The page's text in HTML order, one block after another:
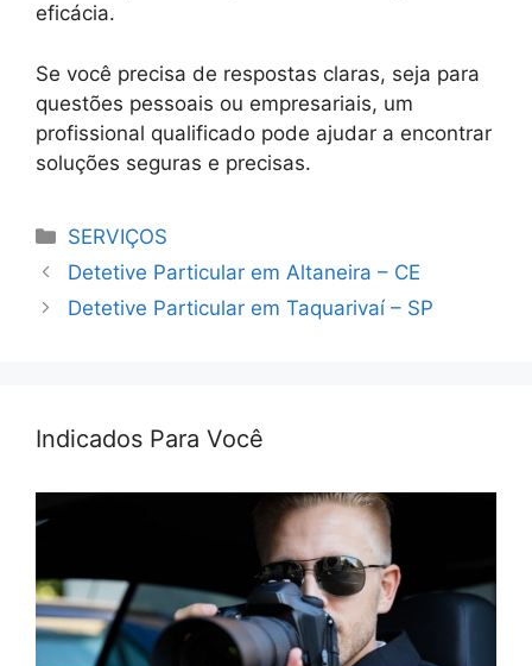
eficácia.
Se você precisa de respostas claras, seja para
questões pessoais ou empresariais, um
profissional qualificado pode ajudar a encontrar
soluções seguras e precisas.
Categorias
SERVIÇOS
Detetive Particular em Altaneira – CE
Detetive Particular em Taquarivaí – SP
Indicados Para Você